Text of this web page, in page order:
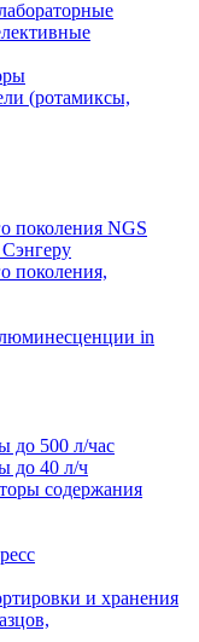
(ротамиксы,
поколения NGS
поколения,
in
до 500 л/час
до 40 л/ч
содержания
и хранения